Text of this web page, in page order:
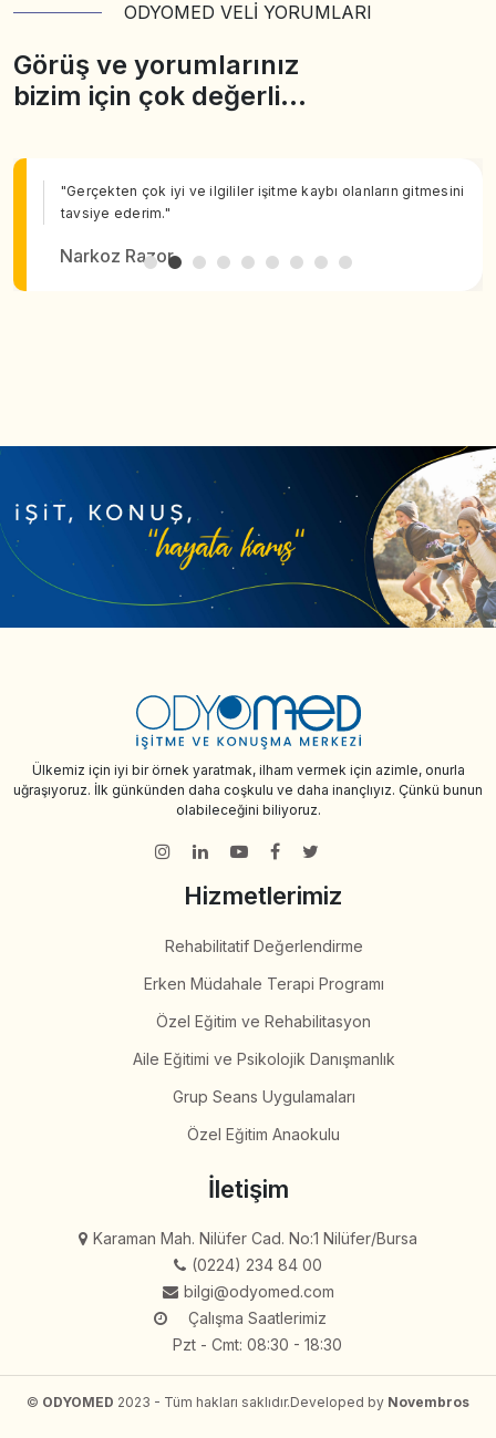
ODYOMED VELİ YORUMLARI
Görüş ve yorumlarınız
bizim için çok değerli…
"Gerçekten çok iyi ve ilgililer işitme kaybı olanların gitmesini
tavsiye ederim."
Narkoz Razor
Ülkemiz için iyi bir örnek yaratmak, ilham vermek için azimle, onurla
uğraşıyoruz. İlk günkünden daha coşkulu ve daha inançlıyız. Çünkü bunun
olabileceğini biliyoruz.
Hizmetlerimiz
Rehabilitatif Değerlendirme
Erken Müdahale Terapi Programı
Özel Eğitim ve Rehabilitasyon
Aile Eğitimi ve Psikolojik Danışmanlık
Grup Seans Uygulamaları
Özel Eğitim Anaokulu
İletişim
Karaman Mah. Nilüfer Cad. No:1 Nilüfer/Bursa
(0224) 234 84 00
bilgi@odyomed.com
Çalışma Saatlerimiz
Pzt - Cmt: 08:30 - 18:30
© ODYOMED 2023 - Tüm hakları saklıdır.Developed by Novembros